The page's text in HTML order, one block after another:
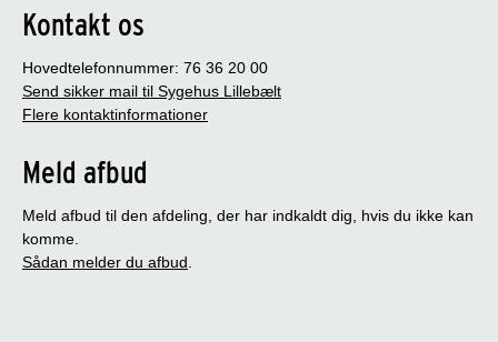
Kontakt os
Hovedtelefonnummer: 76 36 20 00
Send sikker mail til Sygehus Lillebælt
Flere kontaktinformationer
Meld afbud
Meld afbud til den afdeling, der har indkaldt dig, hvis du ikke kan
komme.
Sådan melder du afbud.